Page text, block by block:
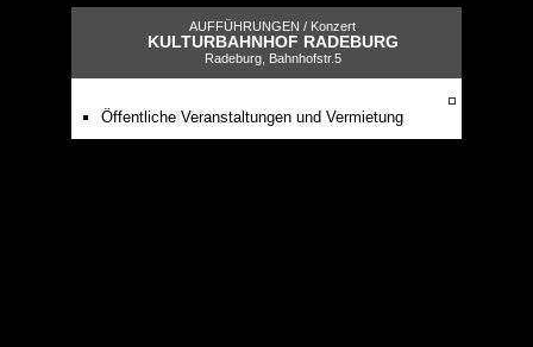
AUFFÜHRUNGEN / Konzert
KULTURBAHNHOF RADEBURG
Radeburg, Bahnhofstr.5
Öffentliche Veranstaltungen und Vermietung